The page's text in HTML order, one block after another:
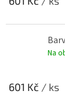
Na
601 Kč / ks